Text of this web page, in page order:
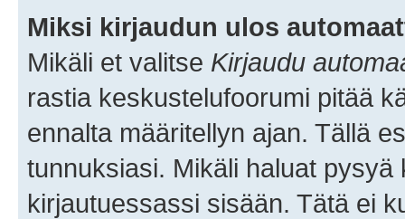
Miksi kirjaudun ulos
Mikäli et valitse Kirjaudu
rastia keskustelufoorumi pitää
ennalta määritellyn ajan. Tällä
tunnuksiasi. Mikäli haluat
kirjautuessassi sisään. Tätä ei